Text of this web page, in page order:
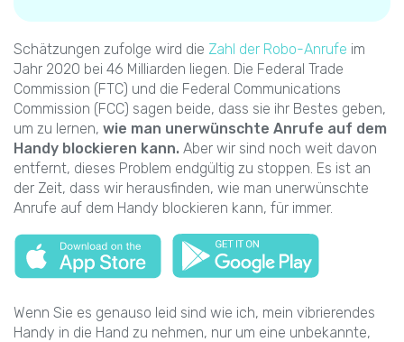
Schätzungen zufolge wird die Zahl der Robo-Anrufe im
Jahr 2020 bei 46 Milliarden liegen. Die Federal Trade
Commission (FTC) und die Federal Communications
Commission (FCC) sagen beide, dass sie ihr Bestes geben,
um zu lernen, wie man unerwünschte Anrufe auf dem
Handy blockieren kann. Aber wir sind noch weit davon
entfernt, dieses Problem endgültig zu stoppen. Es ist an
der Zeit, dass wir herausfinden, wie man unerwünschte
Anrufe auf dem Handy blockieren kann, für immer.
Wenn Sie es genauso leid sind wie ich, mein vibrierendes
Handy in die Hand zu nehmen, nur um eine unbekannte,